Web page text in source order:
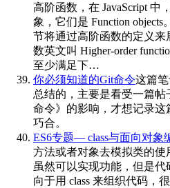
高阶函数，在 JavaScript 中
象，它们是 Function
节将通过高阶函数的定义
数英文叫 Higher-order
至少满足下…
你必须知道的Git命令这篇
总结的，主要是看受一篇
命令》的影响，才想记录
巧合。
ES6专题— class与面向对象
方法或者对象去模拟类的使
虽然可以实现功能，但是
向于用 class 来组织代码，